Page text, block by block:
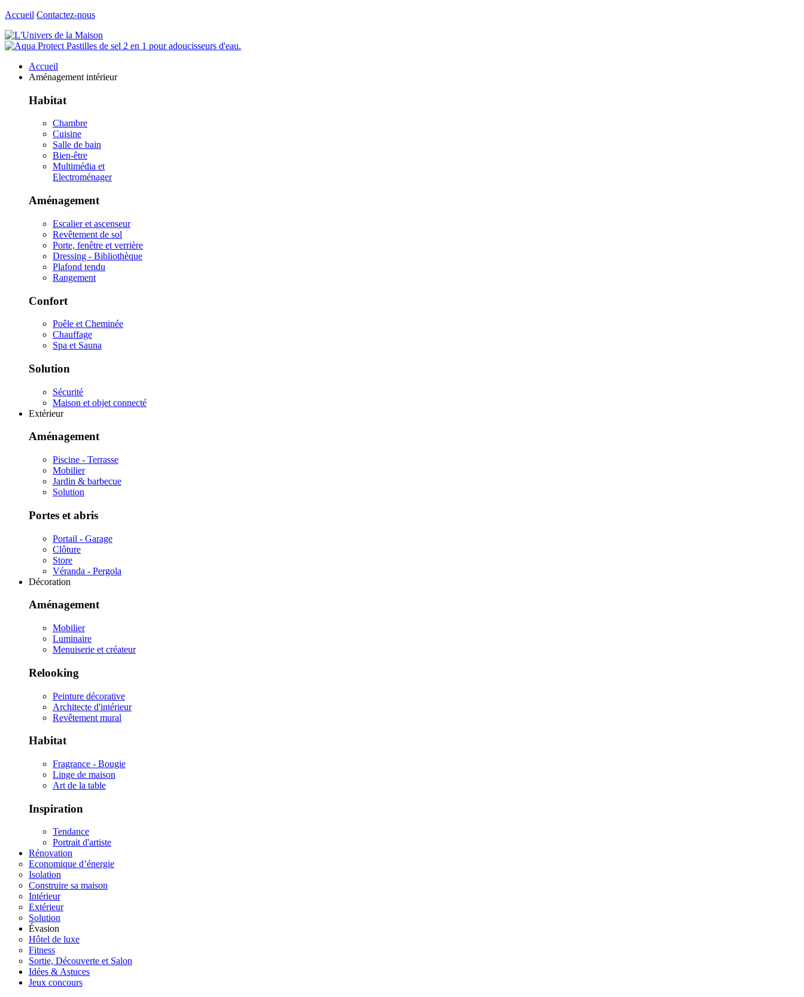
Accueil Contactez-nous
Accueil
Aménagement intérieur
Habitat
Chambre
Cuisine
Salle de bain
Bien-être
Multimédia et
Electroménager
Aménagement
Escalier et ascenseur
Revêtement de sol
Porte, fenêtre et verrière
Dressing - Bibliothèque
Plafond tendu
Rangement
Confort
Poêle et Cheminée
Chauffage
Spa et Sauna
Solution
Sécurité
Maison et objet connecté
Extérieur
Aménagement
Piscine - Terrasse
Mobilier
Jardin & barbecue
Solution
Portes et abris
Portail - Garage
Clôture
Store
Véranda - Pergola
Décoration
Aménagement
Mobilier
Luminaire
Menuiserie et créateur
Relooking
Peinture décorative
Architecte d'intérieur
Revêtement mural
Habitat
Fragrance - Bougie
Linge de maison
Art de la table
Inspiration
Tendance
Portrait d'artiste
Rénovation
Economique d’énergie
Isolation
Construire sa maison
Intérieur
Extérieur
Solution
Évasion
Hôtel de luxe
Fitness
Sortie, Découverte et Salon
Idées & Astuces
Jeux concours